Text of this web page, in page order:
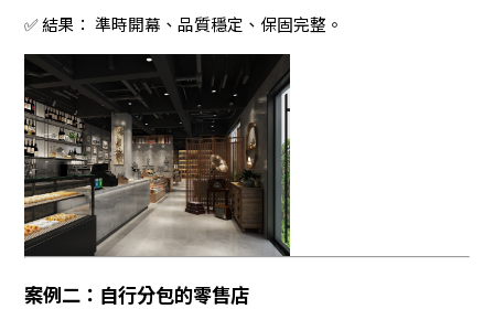
✅ 結果： 準時開幕、品質穩定、保固完整。
案例二：自行分包的零售店